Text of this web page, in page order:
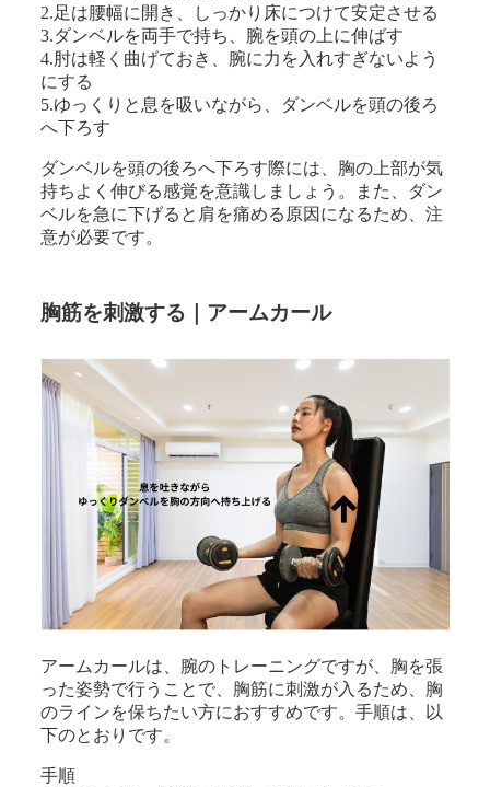
2.足は腰幅に開き、しっかり床につけて安定させる
3.ダンベルを両手で持ち、腕を頭の上に伸ばす
4.肘は軽く曲げておき、腕に力を入れすぎないよう
にする
5.ゆっくりと息を吸いながら、ダンベルを頭の後ろ
へ下ろす
ダンベルを頭の後ろへ下ろす際には、胸の上部が気
持ちよく伸びる感覚を意識しましょう。また、ダン
ベルを急に下げると肩を痛める原因になるため、注
意が必要です。
胸筋を刺激する｜アームカール
アームカールは、腕のトレーニングですが、胸を張
った姿勢で行うことで、胸筋に刺激が入るため、胸
のラインを保ちたい方におすすめです。手順は、以
下のとおりです。
手順